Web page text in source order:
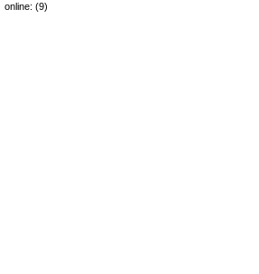
online: (9)